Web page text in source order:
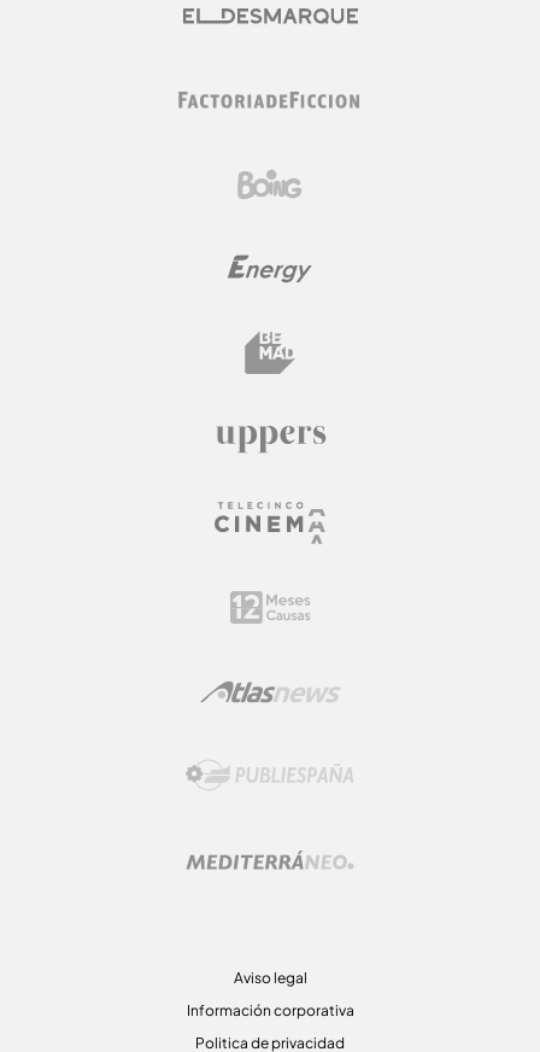
Aviso legal
Información corporativa
Politica de privacidad